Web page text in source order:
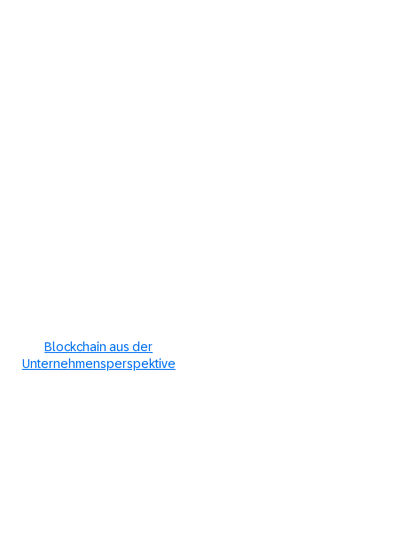
Blockchain aus der
Unternehmensperspektive